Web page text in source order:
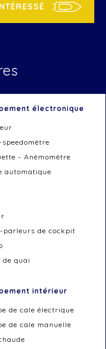
électronique
speedomètre
- Anémomètre
automatique
parleurs de cockpit
de quai
intérieur
de cale électrique
de cale manuelle